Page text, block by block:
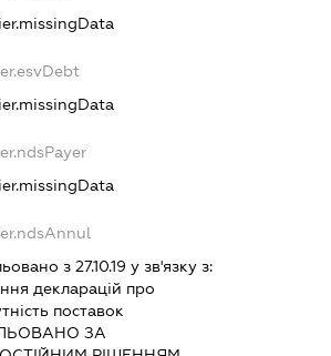
з 27.10.19 у зв'язку з:
декларацiй про
поставок
ЗА